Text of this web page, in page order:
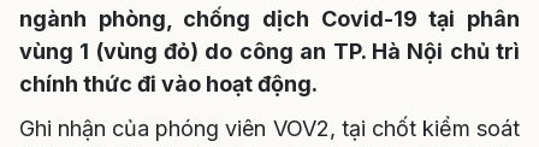
ngành phòng, chống dịch Covid-19 tại phân
vùng 1 (vùng đỏ) do công an TP. Hà Nội chủ trì
chính thức đi vào hoạt động.
Ghi nhận của phóng viên VOV2, tại chốt kiểm soát